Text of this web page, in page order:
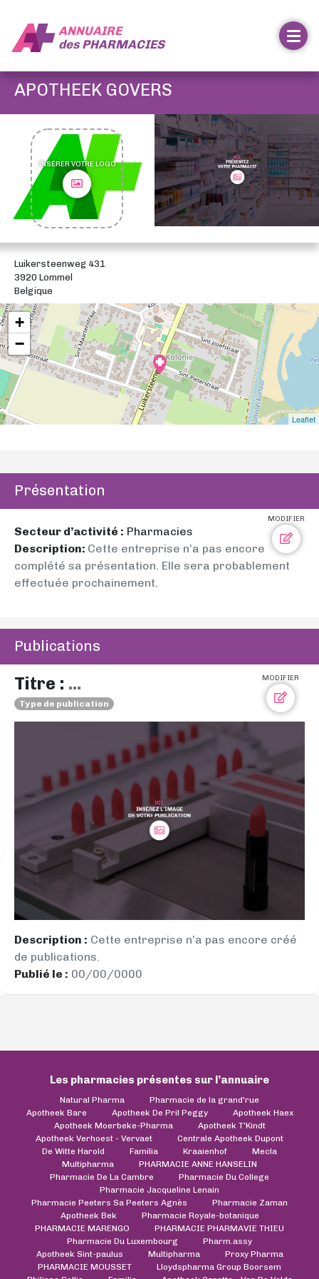
ANNUAIRE
desPHARMACIES
APOTHEEK GOVERS
INSÉRER VOTRE LOGO
Luikersteenweg 431
3920 Lommel
Belgique
+
−
Leaflet
Présentation
MODIFIER
Secteur d’activité : Pharmacies
Description: Cette entreprise n’a pas encore
complété sa présentation. Elle sera probablement
effectuée prochainement.
Publications
MODIFIER
Titre : ...
Type de publication
Description : Cette entreprise n’a pas encore créé
de publications.
Publié le : 00/00/0000
Les pharmacies présentes sur l’annuaire
Natural Pharma
Pharmacie de la grand'rue
Apotheek Bare
Apotheek De Pril Peggy
Apotheek Haex
Apotheek Moerbeke-Pharma
Apotheek T'Kindt
Apotheek Verhoest - Vervaet
Centrale Apotheek Dupont
De Witte Harold
Familia Kraaienhof
Mecla
Multipharma
PHARMACIE ANNE HANSELIN
Pharmacie De La Cambre
Pharmacie Du College
Pharmacie Jacqueline Lenain
Pharmacie Peeters Sa Peeters Agnès
Pharmacie Zaman
Apotheek Bek
Pharmacie Royale-botanique
PHARMACIE MARENGO
PHARMACIE PHARMAVIE THIEU
Pharmacie Du Luxembourg
Pharm.assy
Apotheek Sint-paulus
Multipharma
Proxy Pharma
PHARMACIE MOUSSET
Lloydspharma Group Boorsem